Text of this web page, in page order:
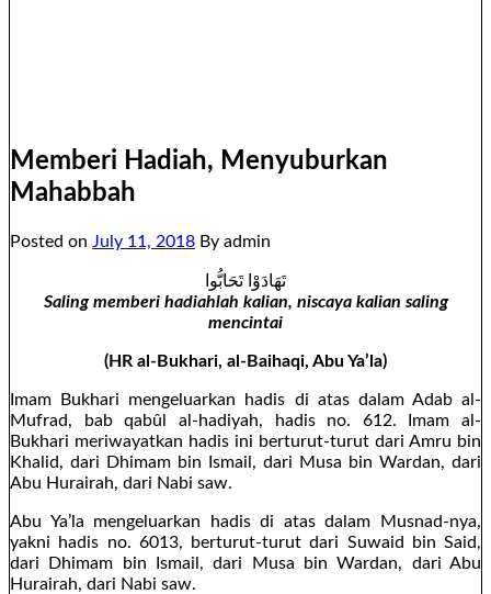
Memberi Hadiah, Menyuburkan
Mahabbah
Posted on July 11, 2018 By admin
تَهَادَوْا تَحَابُّوا
Saling memberi hadiahlah kalian, niscaya kalian saling
mencintai
(HR al-Bukhari, al-Baihaqi, Abu Ya’la)
Imam Bukhari mengeluarkan hadis di atas dalam Adab al-
Mufrad, bab qabûl al-hadiyah, hadis no. 612. Imam al-
Bukhari meriwayatkan hadis ini berturut-turut dari Amru bin
Khalid, dari Dhimam bin Ismail, dari Musa bin Wardan, dari
Abu Hurairah, dari Nabi saw.
Abu Ya’la mengeluarkan hadis di atas dalam Musnad-nya,
yakni hadis no. 6013, berturut-turut dari Suwaid bin Said,
dari Dhimam bin Ismail, dari Musa bin Wardan, dari Abu
Hurairah, dari Nabi saw.